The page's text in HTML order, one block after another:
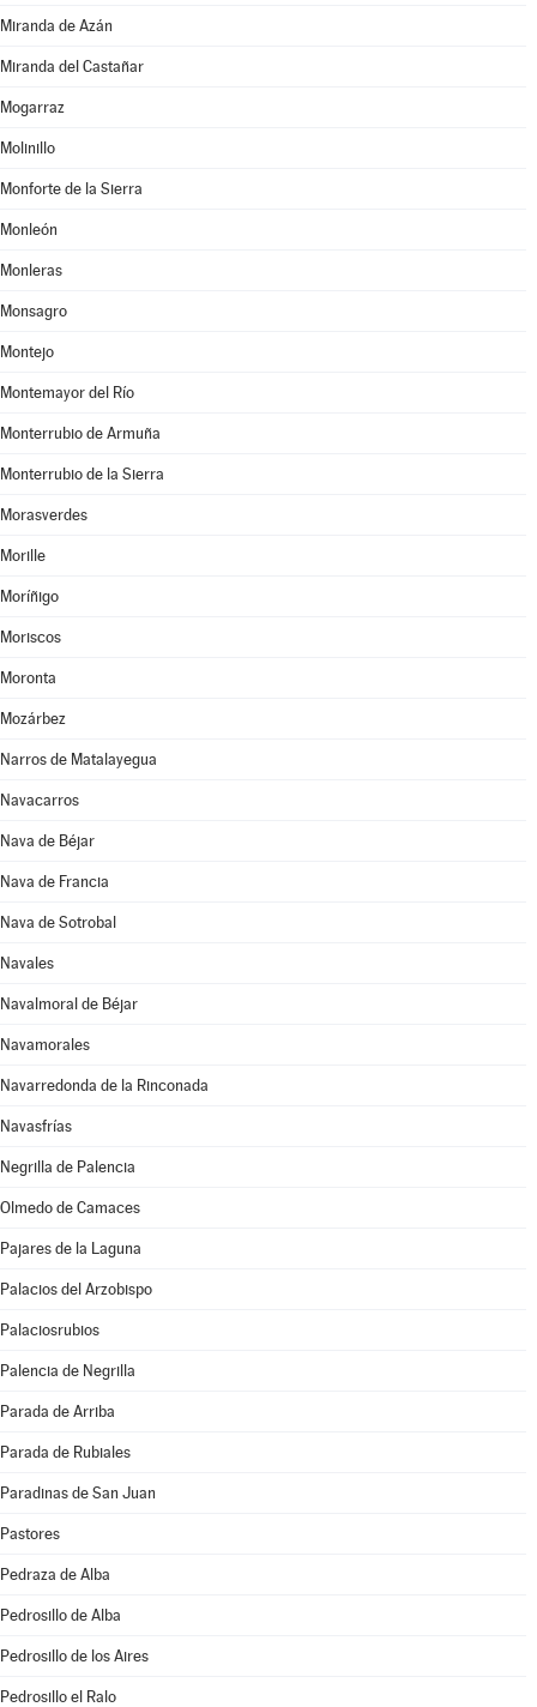
Miranda de Azán
Miranda del Castañar
Mogarraz
Molinillo
Monforte de la Sierra
Monleón
Monleras
Monsagro
Montejo
Montemayor del Río
Monterrubio de Armuña
Monterrubio de la Sierra
Morasverdes
Morille
Moríñigo
Moriscos
Moronta
Mozárbez
Narros de Matalayegua
Navacarros
Nava de Béjar
Nava de Francia
Nava de Sotrobal
Navales
Navalmoral de Béjar
Navamorales
Navarredonda de la Rinconada
Navasfrías
Negrilla de Palencia
Olmedo de Camaces
Pajares de la Laguna
Palacios del Arzobispo
Palaciosrubios
Palencia de Negrilla
Parada de Arriba
Parada de Rubiales
Paradinas de San Juan
Pastores
Pedraza de Alba
Pedrosillo de Alba
Pedrosillo de los Aires
Pedrosillo el Ralo